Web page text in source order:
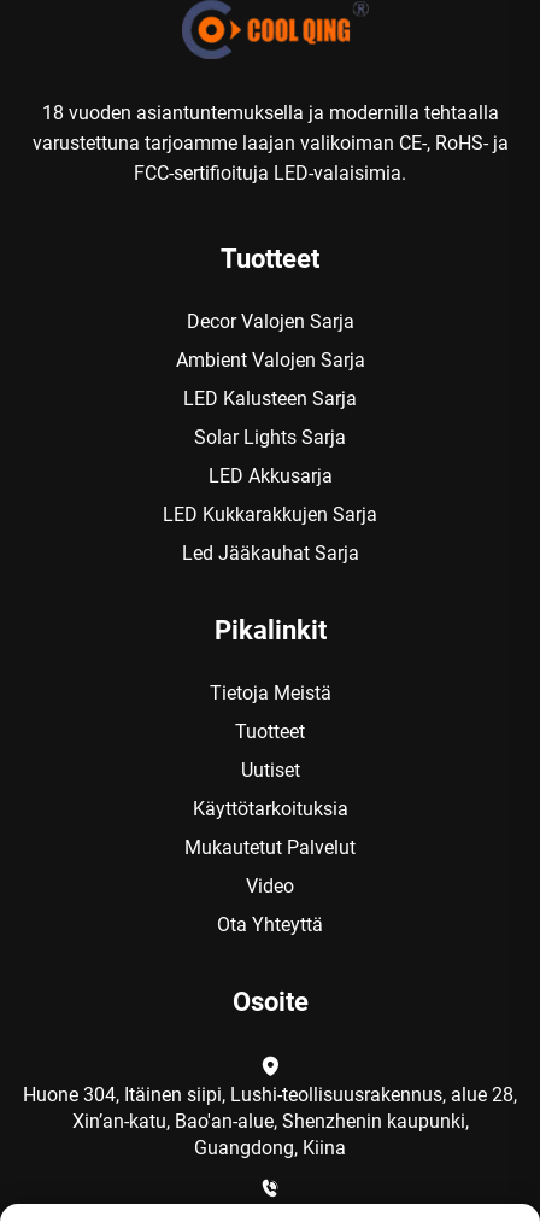
18 vuoden asiantuntemuksella ja modernilla tehtaalla
varustettuna tarjoamme laajan valikoiman CE-, RoHS- ja
FCC-sertifioituja LED-valaisimia.
Tuotteet
Decor Valojen Sarja
Ambient Valojen Sarja
LED Kalusteen Sarja
Solar Lights Sarja
LED Akku­sarja
LED Kukkarakkujen Sarja
Led Jääkauhat Sarja
Pikalinkit
Tietoja Meistä
Tuotteet
Uutiset
Käyttötarkoituksia
Mukautetut Palvelut
Video
Ota Yhteyttä
Osoite
Huone 304, Itäinen siipi, Lushi-teollisuusrakennus, alue 28,
Xin’an-katu, Bao'an-alue, Shenzhenin kaupunki,
Guangdong, Kiina